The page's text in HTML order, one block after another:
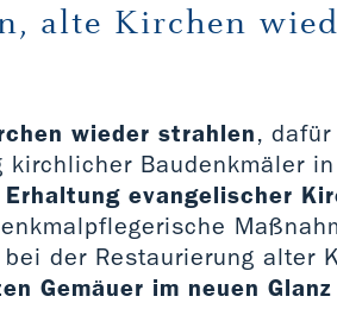
alte Kirchen
wieder strahlen,
kirchlicher Baudenkmäler
Erhaltung evangelischer
der Restaurierung alter
Gemäuer im neuen Glanz